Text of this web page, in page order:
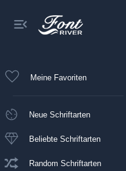
Meine Favoriten
Neue Schriftarten
Beliebte Schriftarten
Random Schriftarten